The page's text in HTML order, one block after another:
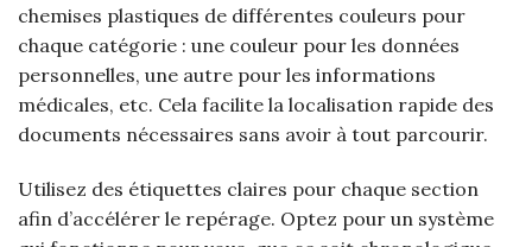
chemises plastiques de différentes couleurs pour
chaque catégorie : une couleur pour les données
personnelles, une autre pour les informations
médicales, etc. Cela facilite la localisation rapide des
documents nécessaires sans avoir à tout parcourir.
Utilisez des étiquettes claires pour chaque section
afin d’accélérer le repérage. Optez pour un système